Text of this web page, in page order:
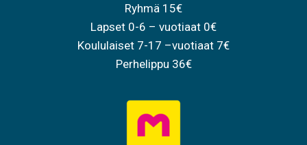
Ryhmä 15€
Lapset 0-6 – vuotiaat 0€
Koululaiset 7-17 –vuotiaat 7€
Perhelippu 36€